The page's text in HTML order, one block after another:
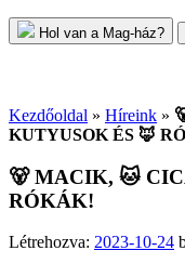
Hol van a Mag-ház?
Kezdőoldal » Híreink »
KUTYUSOK ÉS 🦊
🐻 MACIK, 🐱
RÓKÁK!
Létrehozva: 2023-10-24